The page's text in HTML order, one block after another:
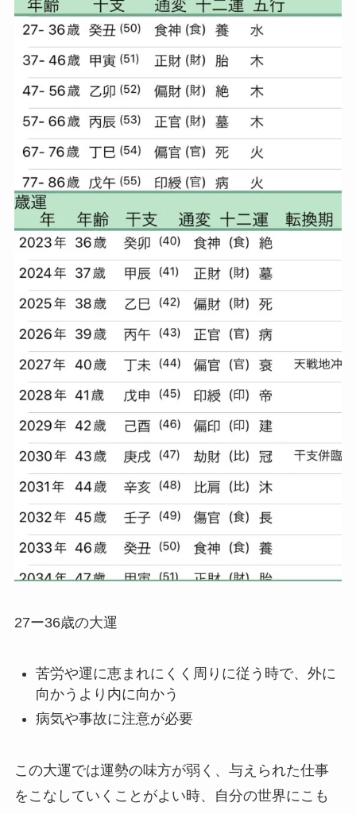
27ー36歳の大運
苦労や運に恵まれにくく周りに従う時で、外に
向かうより内に向かう
病気や事故に注意が必要
この大運では運勢の味方が弱く、与えられた仕事
をこなしていくことがよい時、自分の世界にこも